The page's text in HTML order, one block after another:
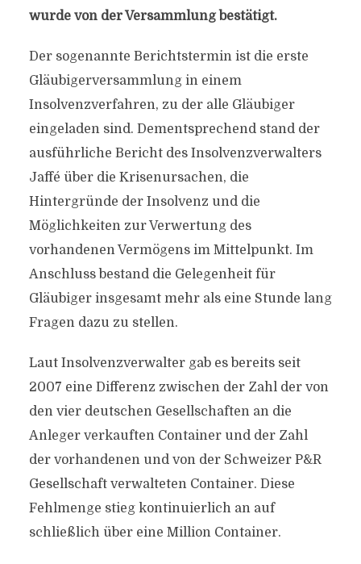
wurde von der Versammlung bestätigt.
Der sogenannte Berichtstermin ist die erste
Gläubigerversammlung in einem
Insolvenzverfahren, zu der alle Gläubiger
eingeladen sind. Dementsprechend stand der
ausführliche Bericht des Insolvenzverwalters
Jaffé über die Krisenursachen, die
Hintergründe der Insolvenz und die
Möglichkeiten zur Verwertung des
vorhandenen Vermögens im Mittelpunkt. Im
Anschluss bestand die Gelegenheit für
Gläubiger insgesamt mehr als eine Stunde lang
Fragen dazu zu stellen.
Laut Insolvenzverwalter gab es bereits seit
2007 eine Differenz zwischen der Zahl der von
den vier deutschen Gesellschaften an die
Anleger verkauften Container und der Zahl
der vorhandenen und von der Schweizer P&R
Gesellschaft verwalteten Container. Diese
Fehlmenge stieg kontinuierlich an auf
schließlich über eine Million Container.